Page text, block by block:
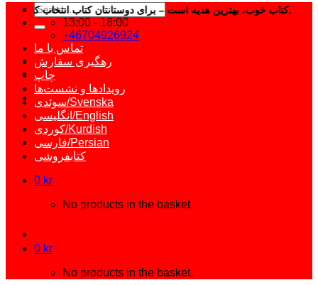
کتاب خوب، بهترین هدیه است – برای دوستانتان کتاب انتخاب کنید.
13:00 - 18:00
+46704926924
Search
for:
تماس با ما
رهگیری سفارش
چاپ
رویدادها و نشست‌ها
سوئدی/Svenska
انگلیسی/English
کوردی/Kurdish
فارسی/Persian
کتابفروشی
0 kr
No products in the basket.
0 kr
No products in the basket.